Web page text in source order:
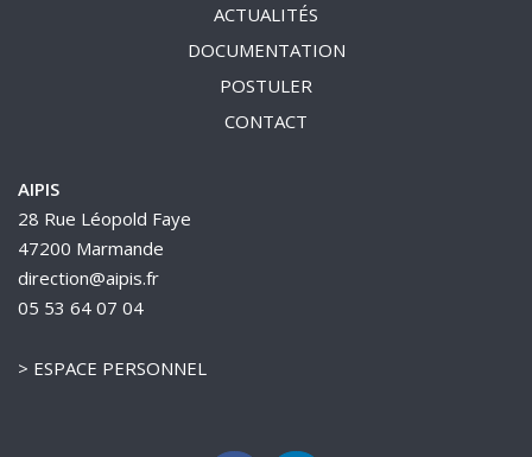
ACTUALITÉS
DOCUMENTATION
POSTULER
CONTACT
AIPIS
28 Rue Léopold Faye
47200 Marmande
direction@aipis.fr
05 53 64 07 04
> ESPACE PERSONNEL